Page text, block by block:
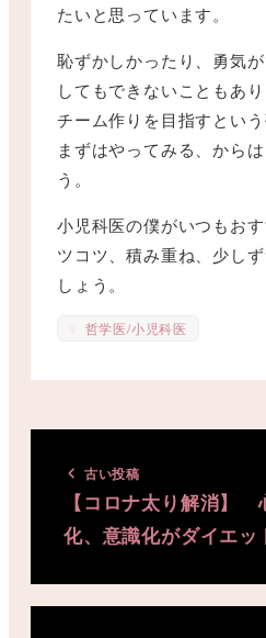
たいと思っています。
恥ずかしかったり、勇気
してもできないこともあ
チーム作りを目指すという
まずはやってみる、から
う。
小児科医の僕がいつもお
ツコツ、積み重ね、少し
しょう。
哲学医/小児科医
古い投稿
【コロナ太り解消】
化、意識化がダイエ